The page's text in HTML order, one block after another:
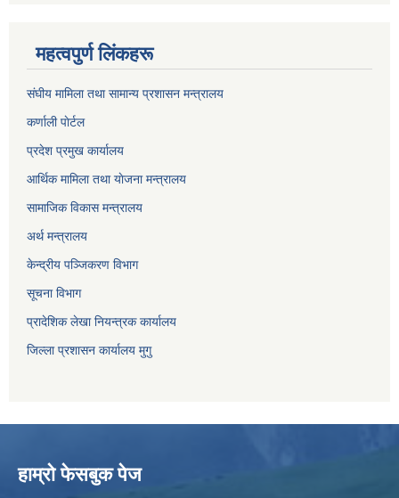
महत्वपुर्ण लिंकहरू
संघीय मामिला तथा सामान्य प्रशासन मन्त्रालय
कर्णाली पाेर्टल
प्रदेश प्रमुख कार्यालय
आर्थिक मामिला तथा याेजना मन्त्रालय
सामाजिक विकास मन्त्रालय
अर्थ मन्त्रालय
केन्द्रीय पञ्जिकरण विभाग
सूचना विभाग
प्रादेशिक लेखा नियन्त्रक कार्यालय
जिल्ला प्रशासन कार्यालय मुगु
हाम्राे फेसबुक पेज